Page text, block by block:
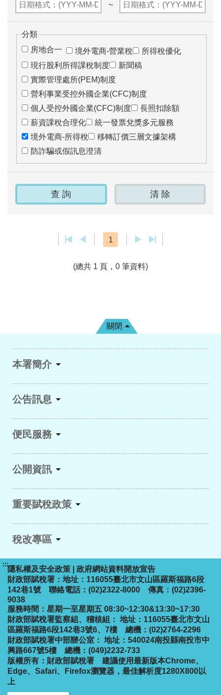
~
分類
房地合一
境外電商-營業稅
所得稅優化
現行股利所得課稅制度
新聞稿
實際管理處所(PEM)制度
營利事業受控外國企業(CFC)制度
個人受控外國企業(CFC)制度
長照扣除額
薪資課稅合理化
統一發票兌獎多元服務
境外電商-所得稅
移轉訂價三層文據架構
防詐騙或假訊息澄清
1
(總共 1 頁，0 筆資料)
關閉
本署簡介
公告訊息
便民服務
公開資訊
重要賦稅政策
稅改專區
:::
隱私權及安全政策
政府網站資料開放宣告
財政部賦稅署：地址：116055臺北市文山區羅斯福路6段
142巷1號 聯絡電話：(02)2322-8000 傳真：(02)2396-
9038
服務時間：星期一至星期五 08:30~12:30&13:30~17:30
財政部賦稅署監察組、稽核組： 地址：116055臺北市文山
區羅斯福路6段142巷3號6、7樓 總機：(02)2764-2296
財政部賦稅署中部辦公室： 地址：540024南投縣南投市中
興路667號5樓 總機：(049)2232-733
版權所有：財政部賦稅署 建議使用最新版本Chrome、
Edge、Safari、Firefox瀏覽器，最佳解析度1280X800以
上